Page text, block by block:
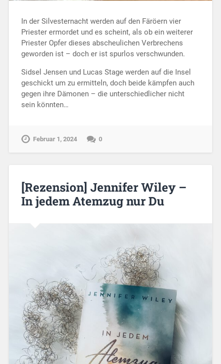
In der Silvesternacht werden auf den Färöern vier
Priester ermordet und es scheint, als ob ein weiterer
Priester Opfer dieses abscheulichen Verbrechens
geworden ist – doch er ist spurlos verschwunden.
Sidsel Jensen und Lucas Stage werden auf die Insel
geschickt um zu ermitteln, doch beide kämpfen auch
gegen ihre Dämonen – die unterschiedlicher nicht
sein könnten…
Februar 1, 2024 0
[Rezension] Jennifer Wiley –
In jedem Atemzug nur Du